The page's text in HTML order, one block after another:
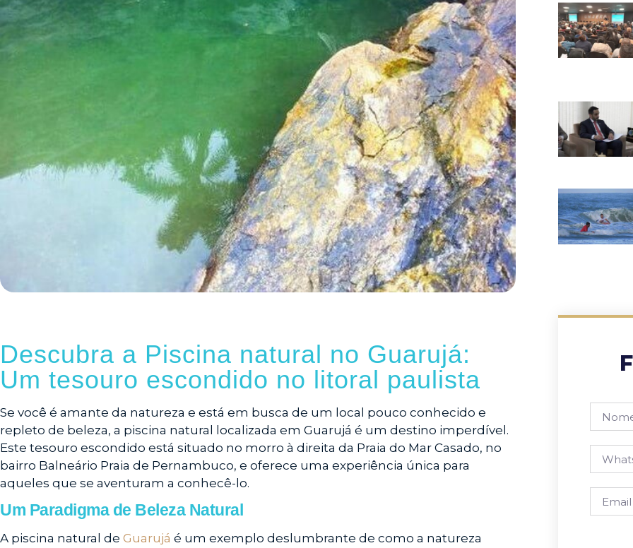
Descubra a Piscina natural no Guarujá:
Um tesouro escondido no litoral paulista
Se você é amante da natureza e está em busca de um local pouco conhecido e
repleto de beleza, a piscina natural localizada em Guarujá é um destino imperdível.
Este tesouro escondido está situado no morro à direita da Praia do Mar Casado, no
bairro Balneário Praia de Pernambuco, e oferece uma experiência única para
aqueles que se aventuram a conhecê-lo.
Um Paradigma de Beleza Natural
A piscina natural de Guarujá é um exemplo deslumbrante de como a natureza